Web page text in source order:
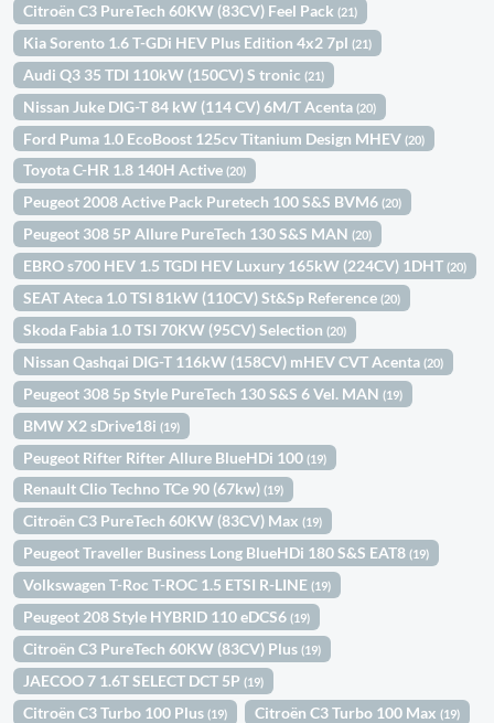
Citroën C3 PureTech 60KW (83CV) Feel Pack(21)
Kia Sorento 1.6 T-GDi HEV Plus Edition 4x2 7pl(21)
Audi Q3 35 TDI 110kW (150CV) S tronic(21)
Nissan Juke DIG-T 84 kW (114 CV) 6M/T Acenta(20)
Ford Puma 1.0 EcoBoost 125cv Titanium Design MHEV(20)
Toyota C-HR 1.8 140H Active(20)
Peugeot 2008 Active Pack Puretech 100 S&S BVM6(20)
Peugeot 308 5P Allure PureTech 130 S&S MAN(20)
EBRO s700 HEV 1.5 TGDI HEV Luxury 165kW (224CV) 1DHT(20)
SEAT Ateca 1.0 TSI 81kW (110CV) St&Sp Reference(20)
Skoda Fabia 1.0 TSI 70KW (95CV) Selection(20)
Nissan Qashqai DIG-T 116kW (158CV) mHEV CVT Acenta(20)
Peugeot 308 5p Style PureTech 130 S&S 6 Vel. MAN(19)
BMW X2 sDrive18i(19)
Peugeot Rifter Rifter Allure BlueHDi 100(19)
Renault Clio Techno TCe 90 (67kw)(19)
Citroën C3 PureTech 60KW (83CV) Max(19)
Peugeot Traveller Business Long BlueHDi 180 S&S EAT8(19)
Volkswagen T-Roc T-ROC 1.5 ETSI R-LINE(19)
Peugeot 208 Style HYBRID 110 eDCS6(19)
Citroën C3 PureTech 60KW (83CV) Plus(19)
JAECOO 7 1.6T SELECT DCT 5P(19)
Citroën C3 Turbo 100 Plus(19) Citroën C3 Turbo 100 Max(19)